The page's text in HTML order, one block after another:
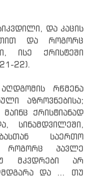
და კაცის
და როგორც
ისე ქრისტეში
22).
რწმენა
აზროვნებისა;
ქრისტიანად
სინამდვილეში,
საერთო
როგორც პავლე
მკვდრები არ
და ... თუ